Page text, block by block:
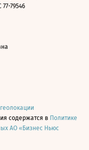
79546
содержатся в Политике
АО «Бизнес Ньюс